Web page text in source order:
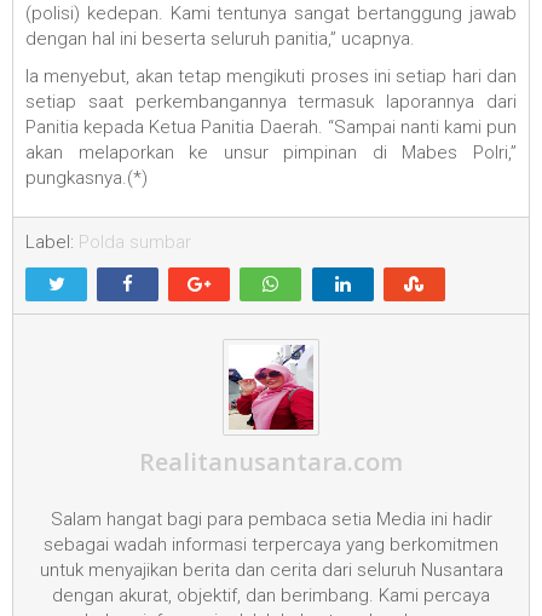
(polisi) kedepan. Kami tentunya sangat bertanggung jawab
dengan hal ini beserta seluruh panitia,” ucapnya.
Ia menyebut, akan tetap mengikuti proses ini setiap hari dan
setiap saat perkembangannya termasuk laporannya dari
Panitia kepada Ketua Panitia Daerah. “Sampai nanti kami pun
akan melaporkan ke unsur pimpinan di Mabes Polri,”
pungkasnya.(*)
Label: Polda sumbar
Realitanusantara.com
Salam hangat bagi para pembaca setia Media ini hadir
sebagai wadah informasi terpercaya yang berkomitmen
untuk menyajikan berita dan cerita dari seluruh Nusantara
dengan akurat, objektif, dan berimbang. Kami percaya